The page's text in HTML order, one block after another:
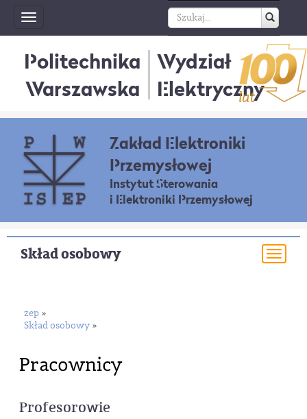
Toggle
navigation
Politechnika
Warszawska
Wydział
Elektryczny
Zakład Elektroniki
Przemysłowej
Instytut Sterowania
i Elektroniki Przemysłowej
Skład osobowy
zep »
Skład osobowy »
Pracownicy
Profesorowie